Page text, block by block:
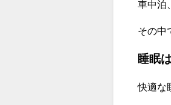
車中泊
その中
睡眠
快適な